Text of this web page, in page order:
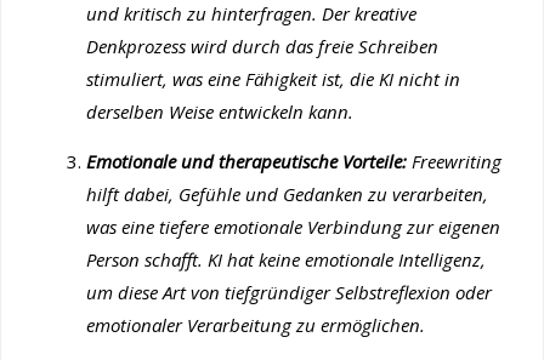
und kritisch zu hinterfragen. Der kreative
Denkprozess wird durch das freie Schreiben
stimuliert, was eine Fähigkeit ist, die KI nicht in
derselben Weise entwickeln kann.
Emotionale und therapeutische Vorteile: Freewriting
hilft dabei, Gefühle und Gedanken zu verarbeiten,
was eine tiefere emotionale Verbindung zur eigenen
Person schafft. KI hat keine emotionale Intelligenz,
um diese Art von tiefgründiger Selbstreflexion oder
emotionaler Verarbeitung zu ermöglichen.